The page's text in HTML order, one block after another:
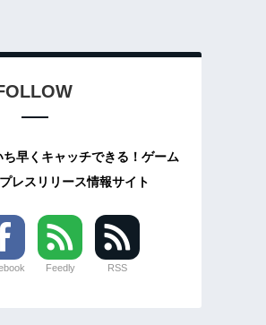
早くキャッチできる！ゲーム
レスリリース情報サイト
Feedly RSS